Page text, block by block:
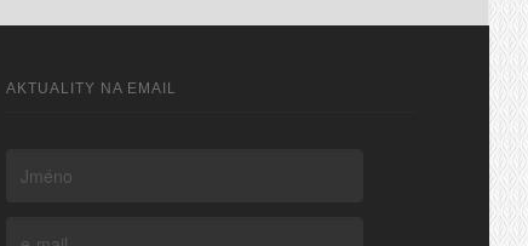
AKTUALITY NA EMAIL